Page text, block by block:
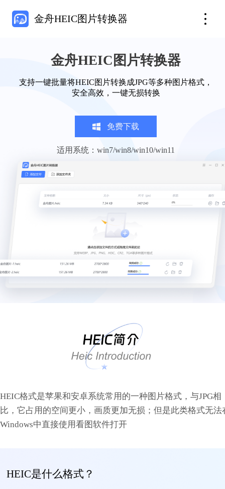
金舟HEIC图片转换器
金舟HEIC图片转换器
支持一键批量将HEIC图片转换成JPG等多种图片格式，
安全高效，一键无损转换
免费下载
适用系统：win7/win8/win10/win11
HEIC格式是苹果和安卓系统常用的一种图片格式，与JPG相
比，它占用的空间更小，画质更加无损；但是此类格式无法
Windows中直接使用看图软件打开
HEIC是什么格式？